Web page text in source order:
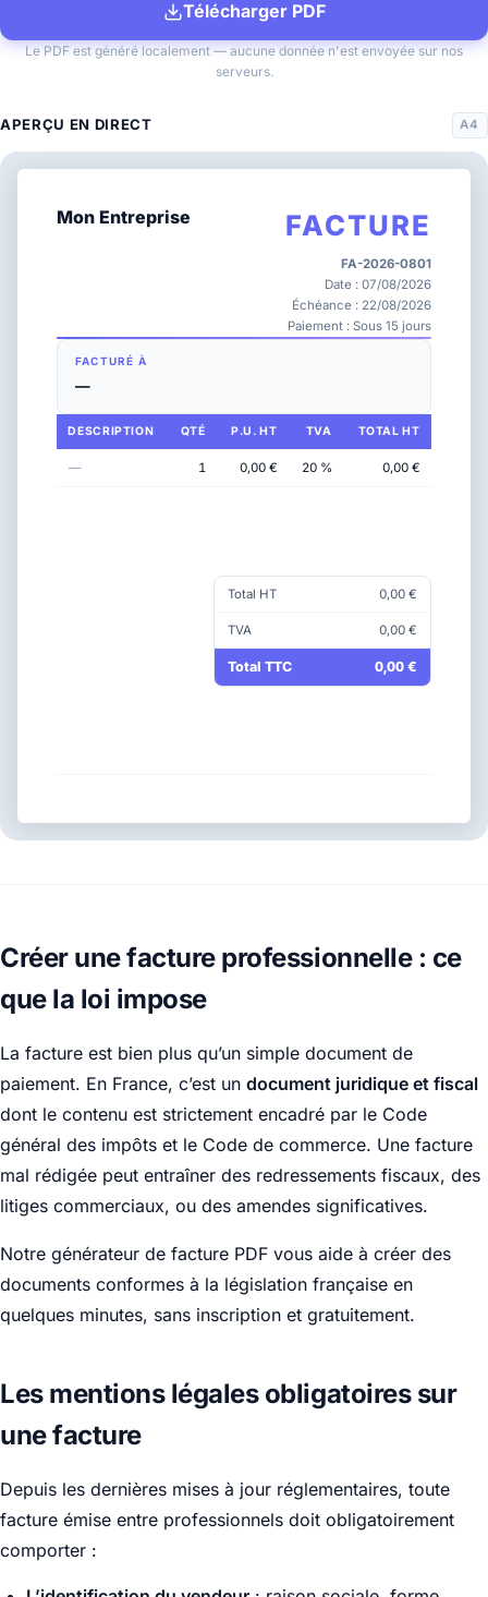
Télécharger PDF
Le PDF est généré localement — aucune donnée n'est envoyée sur nos
serveurs.
APERÇU EN DIRECT A4
Mon Entreprise FACTURE
FA-2026-0801
Date : 07/08/2026
Échéance : 22/08/2026
Paiement : Sous 15 jours
FACTURÉ À
—
DESCRIPTION QTÉ P.U. HT TVA TOTAL HT
— 1 0,00 € 20 % 0,00 €
Total HT 0,00 €
TVA 0,00 €
Total TTC 0,00 €
Créer une facture professionnelle : ce
que la loi impose
La facture est bien plus qu’un simple document de
paiement. En France, c’est un document juridique et fiscal
dont le contenu est strictement encadré par le Code
général des impôts et le Code de commerce. Une facture
mal rédigée peut entraîner des redressements fiscaux, des
litiges commerciaux, ou des amendes significatives.
Notre générateur de facture PDF vous aide à créer des
documents conformes à la législation française en
quelques minutes, sans inscription et gratuitement.
Les mentions légales obligatoires sur
une facture
Depuis les dernières mises à jour réglementaires, toute
facture émise entre professionnels doit obligatoirement
comporter :